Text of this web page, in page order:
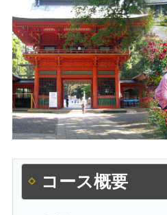
コース概要